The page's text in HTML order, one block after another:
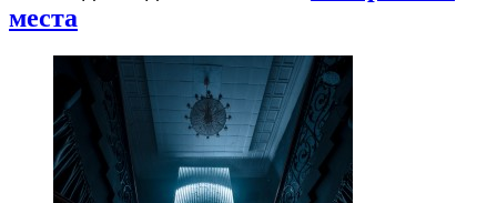
места